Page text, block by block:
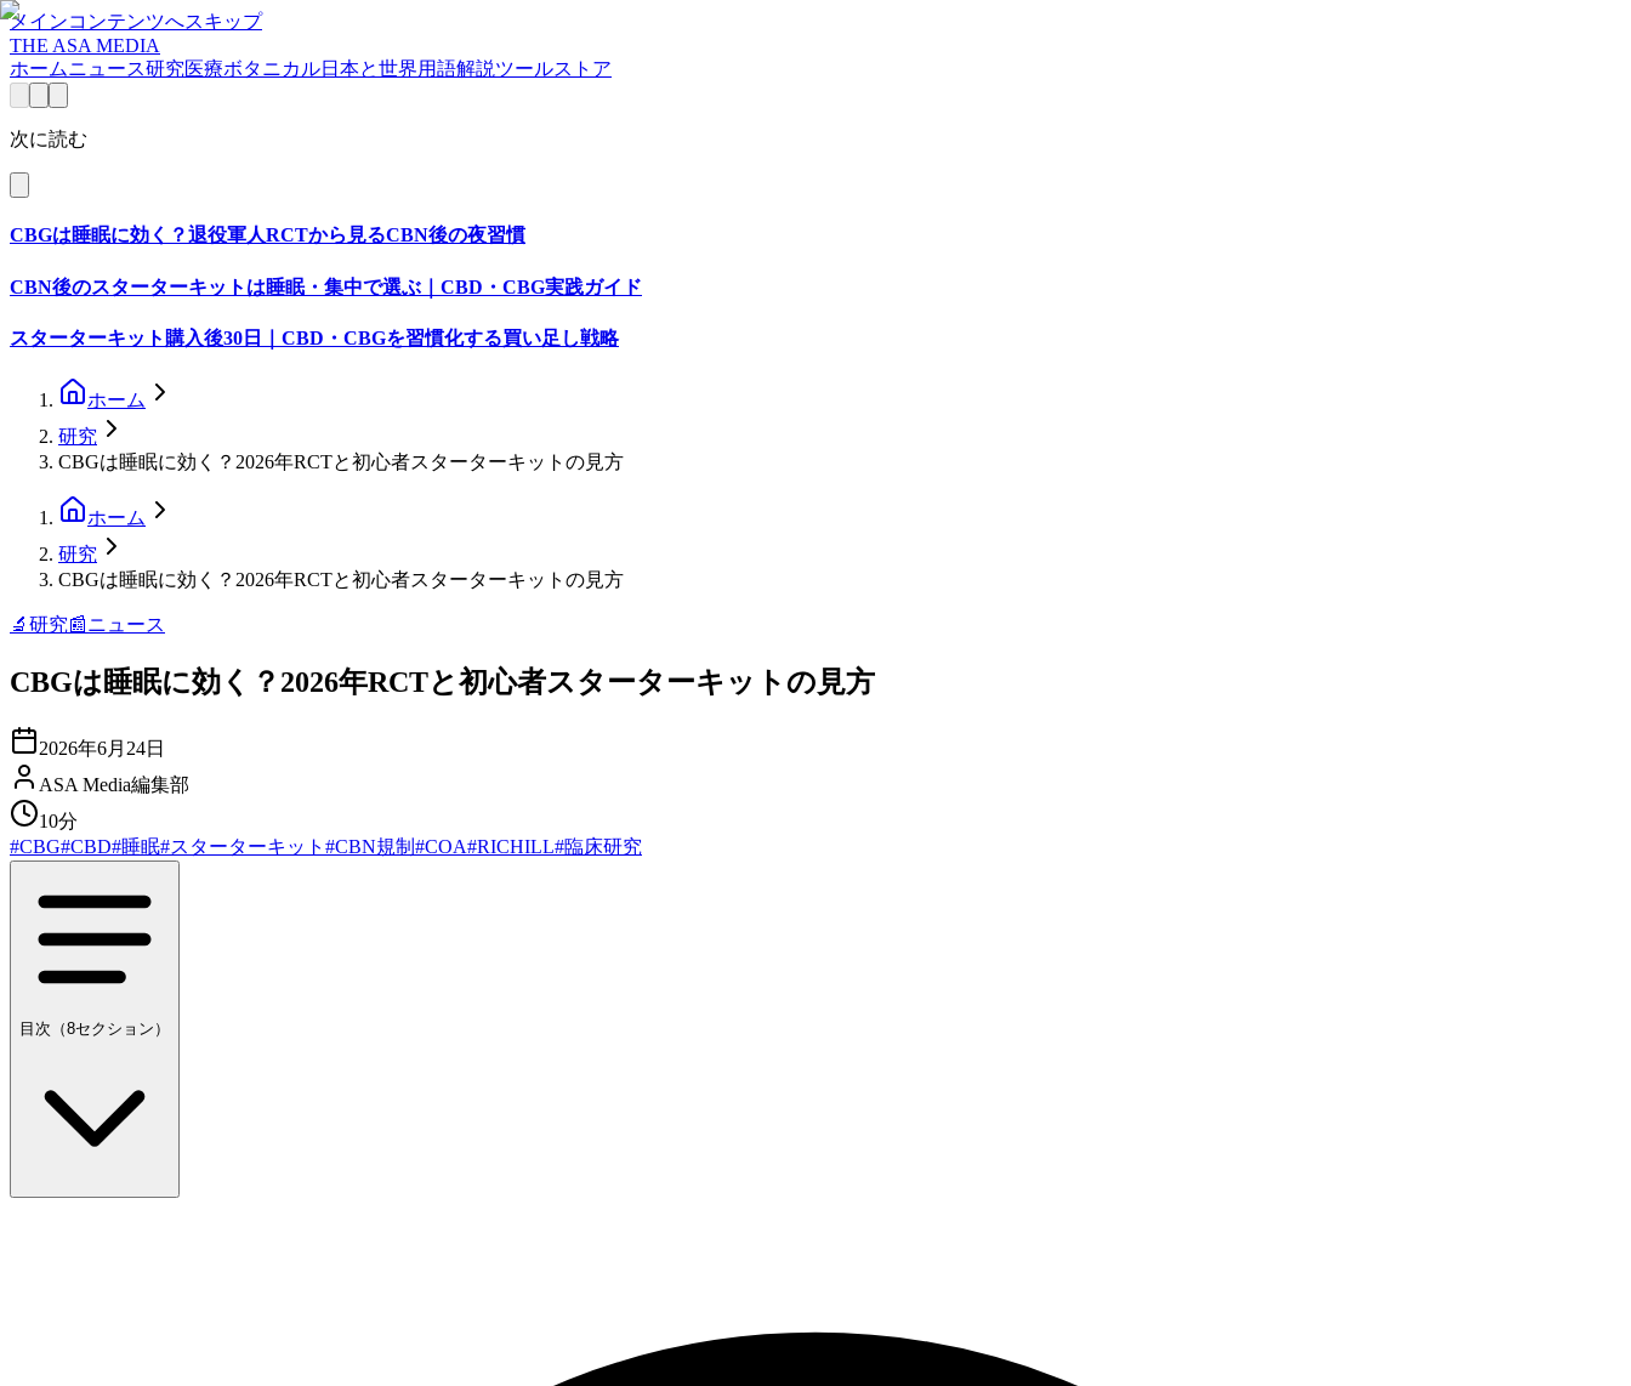
メインコンテンツへスキップ
THE ASA MEDIA
ホームニュース研究医療ボタニカル日本と世界用語解説ツールストア
次に読む
CBGは睡眠に効く？退役軍人RCTから見るCBN後の夜習慣
CBN後のスターターキットは睡眠・集中で選ぶ｜CBD・CBG実践ガイド
スターターキット購入後30日｜CBD・CBGを習慣化する買い足し戦略
ホーム
研究
CBGは睡眠に効く？2026年RCTと初心者スターターキットの見方
ホーム
研究
CBGは睡眠に効く？2026年RCTと初心者スターターキットの見方
🔬 研究📰ニュース
CBGは睡眠に効く？2026年RCTと初心者スターターキットの見方
2026年6月24日
ASA Media編集部
10分
#CBG#CBD#睡眠#スターターキット #CBN規制 #COA#RICHILL#臨床研究
目次（8セクション）